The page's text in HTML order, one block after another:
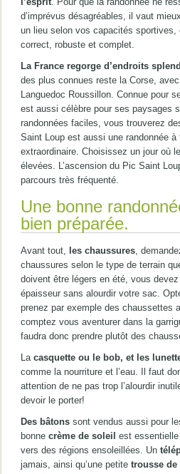
d’imprévus désagréables, il vaut
un lieu selon vos capacités
correct, robuste et complet.
La France regorge d’endroits
des plus connues reste la Corse,
Languedoc Roussillon. Connue pour
est aussi célèbre pour ses paysages
randonnées faciles, vous trouverez
Saint Loup est aussi une randonnée
extraordinaire. Choisissez un jour où
élevées. L’ascension du Pic Saint
parcours très fréquenté.
Une bonne
bien préparée.
Avant tout, les chaussures,
chaussures selon le type de terrain
doivent être légers en été, vous
épaisseur sans alourdir votre sac.
prenez par exemple des chaussettes
comptez vous aventurer dans la
faudra donc prendre plutôt des
La casquette ou le bob, et les
comme la nourriture et l’eau. Il faut
attention de ne pas trop l’alourdir
devoir le porter!
Des bâtons sont vendus aussi pour
bonne crème de soleil est
vers des régions ensoleillées. Un
jamais, ainsi qu’une petite trousse de